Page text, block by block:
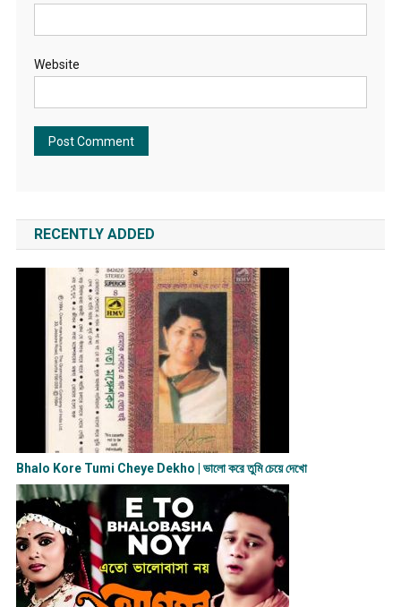
Website
RECENTLY ADDED
Bhalo Kore Tumi Cheye Dekho | ভালো করে তুমি চেয়ে দেখো